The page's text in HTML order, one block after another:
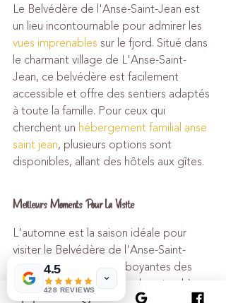
Le Belvédère de l'Anse-Saint-Jean est
un lieu incontournable pour admirer les
vues imprenables sur le fjord. Situé dans
le charmant village de L'Anse-Saint-
Jean, ce belvédère est facilement
accessible et offre des sentiers adaptés
à toute la famille. Pour ceux qui
cherchent un hébergement familial anse
saint jean, plusieurs options sont
disponibles, allant des hôtels aux gîtes.
Meilleurs Moments Pour La Visite
L'automne est la saison idéale pour
visiter le Belvédère de l'Anse-Saint-
Jean. Les couleurs flamboyantes des
feuilles offrent un spectacle naturel à
4.5
428 REVIEWS